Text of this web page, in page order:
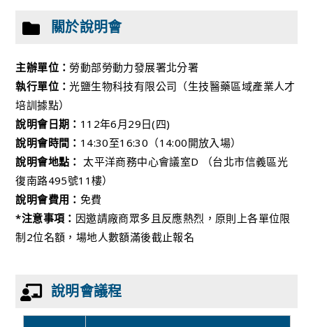
關於說明會
主辦單位： 勞動部勞動力發展署北分署
執行單位：光鹽生物科技有限公司（生技醫藥區域產業人才
培訓據點）
說明會日期： 112年6月29日(四)
說明會時間： 14:30至16:30（14:00開放入場）
說明會地點： 太平洋商務中心會議室D （台北市信義區光
復南路495號11樓）
說明會費用： 免費
*注意事項： 因邀請廠商眾多且反應熱烈，原則上各單位限
制2位名額，場地人數額滿後截止報名
說明會議程